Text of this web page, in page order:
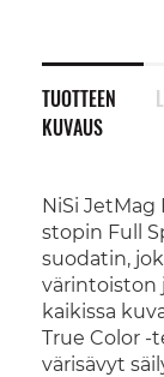
TUOTTEEN
KUVAUS
NiSi JetMag
stopin Full
suodatin,
värintoiston
kaikissa
True Color -
värisävyt